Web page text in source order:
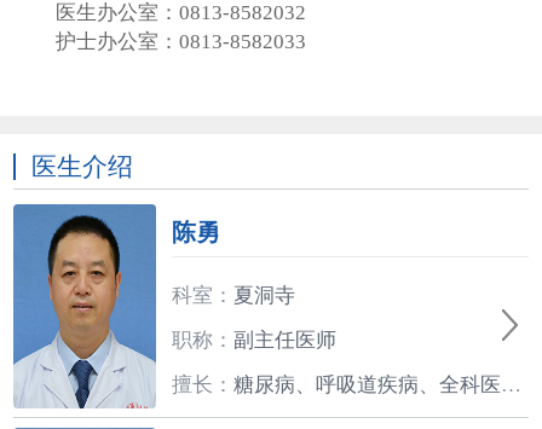
医生办公室：0813-8582032
护士办公室： 0813-8582033
医生介绍
陈勇
科室： 夏洞寺
职称： 副主任医师
擅长： 糖尿病、呼吸道疾病、全科医学、老年医学的诊断和治疗。